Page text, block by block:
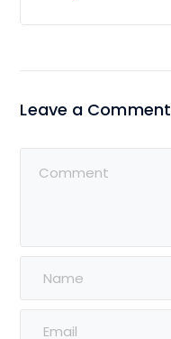
Leave a Comment